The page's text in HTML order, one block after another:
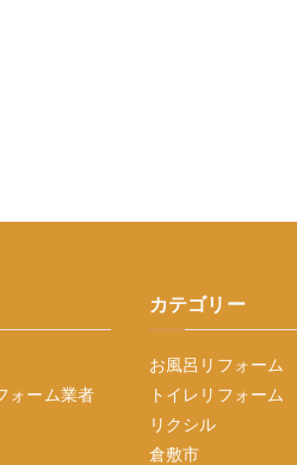
ォーム業者
カテゴリー
お風呂リフォーム
トイレリフォーム
リクシル
倉敷市